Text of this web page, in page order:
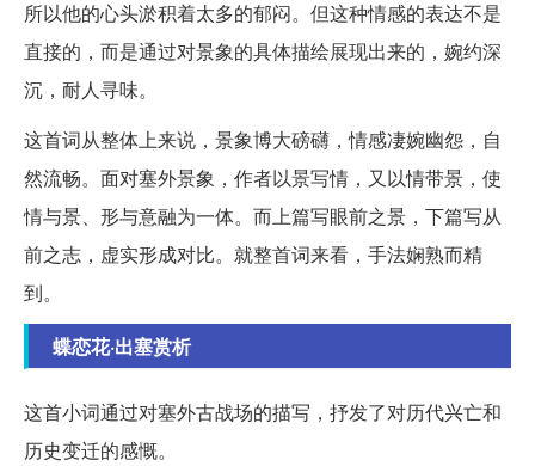
所以他的心头淤积着太多的郁闷。但这种情感的表达不是
直接的，而是通过对景象的具体描绘展现出来的，婉约深
沉，耐人寻味。
这首词从整体上来说，景象博大磅礴，情感凄婉幽怨，自
然流畅。面对塞外景象，作者以景写情，又以情带景，使
情与景、形与意融为一体。而上篇写眼前之景，下篇写从
前之志，虚实形成对比。就整首词来看，手法娴熟而精
到。
蝶恋花·出塞赏析
这首小词通过对塞外古战场的描写，抒发了对历代兴亡和
历史变迁的感慨。